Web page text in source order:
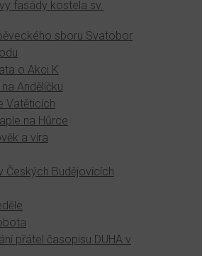
fasády kostela sv.
sboru Svatobor
o Akci K
Andělíčku
Vatěticích
na Hůrce
a víra
Českých Budějovicích
přátel časopisu DUHA v